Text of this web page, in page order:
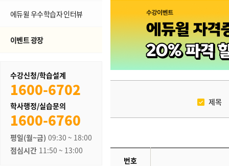
에듀윌 우수학습자 인터뷰
이벤트 광장
수강신청/학습설계
1600-6702
학사행정/실습문의
1600-6760
평일(월~금) 09:30 ~ 18:00
점심시간 11:50 ~ 13:00
제목
번호